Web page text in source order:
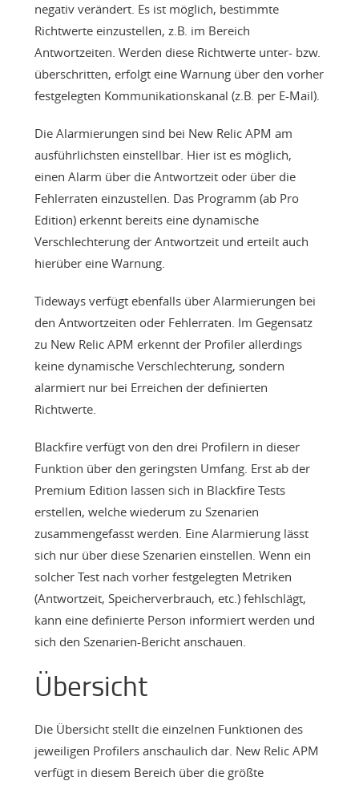
negativ verändert. Es ist möglich, bestimmte
Richtwerte einzustellen, z.B. im Bereich
Antwortzeiten. Werden diese Richtwerte unter- bzw.
überschritten, erfolgt eine Warnung über den vorher
festgelegten Kommunikationskanal (z.B. per E-Mail).
Die Alarmierungen sind bei New Relic APM am
ausführlichsten einstellbar. Hier ist es möglich,
einen Alarm über die Antwortzeit oder über die
Fehlerraten einzustellen. Das Programm (ab Pro
Edition) erkennt bereits eine dynamische
Verschlechterung der Antwortzeit und erteilt auch
hierüber eine Warnung.
Tideways verfügt ebenfalls über Alarmierungen bei
den Antwortzeiten oder Fehlerraten. Im Gegensatz
zu New Relic APM erkennt der Profiler allerdings
keine dynamische Verschlechterung, sondern
alarmiert nur bei Erreichen der definierten
Richtwerte.
Blackfire verfügt von den drei Profilern in dieser
Funktion über den geringsten Umfang. Erst ab der
Premium Edition lassen sich in Blackfire Tests
erstellen, welche wiederum zu Szenarien
zusammengefasst werden. Eine Alarmierung lässt
sich nur über diese Szenarien einstellen. Wenn ein
solcher Test nach vorher festgelegten Metriken
(Antwortzeit, Speicherverbrauch, etc.) fehlschlägt,
kann eine definierte Person informiert werden und
sich den Szenarien-Bericht anschauen.
Übersicht
Die Übersicht stellt die einzelnen Funktionen des
jeweiligen Profilers anschaulich dar. New Relic APM
verfügt in diesem Bereich über die größte